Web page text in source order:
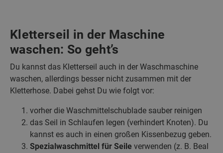
Kletterseil in der Maschine
waschen: So geht’s
Du kannst das Kletterseil auch in der Waschmaschine
waschen, allerdings besser nicht zusammen mit der
Kletterhose. Dabei gehst Du wie folgt vor:
vorher die Waschmittelschublade sauber reinigen
das Seil in Schlaufen legen (verhindert Knoten). Du
kannst es auch in einen großen Kissenbezug geben.
Spezialwaschmittel für Seile verwenden (z. B. Beal